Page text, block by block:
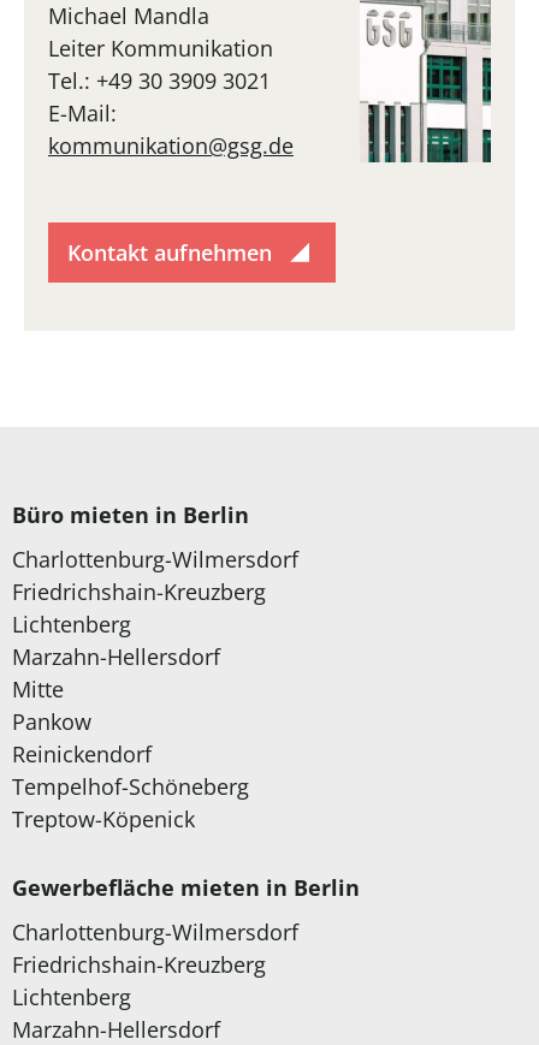
Michael Mandla
Leiter Kommunikation
Tel.: +49 30 3909 3021
E-Mail:
kommunikation@gsg.de
Kontakt aufnehmen
Büro mieten in Berlin
Charlottenburg-Wilmersdorf
Friedrichshain-Kreuzberg
Lichtenberg
Marzahn-Hellersdorf
Mitte
Pankow
Reinickendorf
Tempelhof-Schöneberg
Treptow-Köpenick
Gewerbefläche mieten in Berlin
Charlottenburg-Wilmersdorf
Friedrichshain-Kreuzberg
Lichtenberg
Marzahn-Hellersdorf